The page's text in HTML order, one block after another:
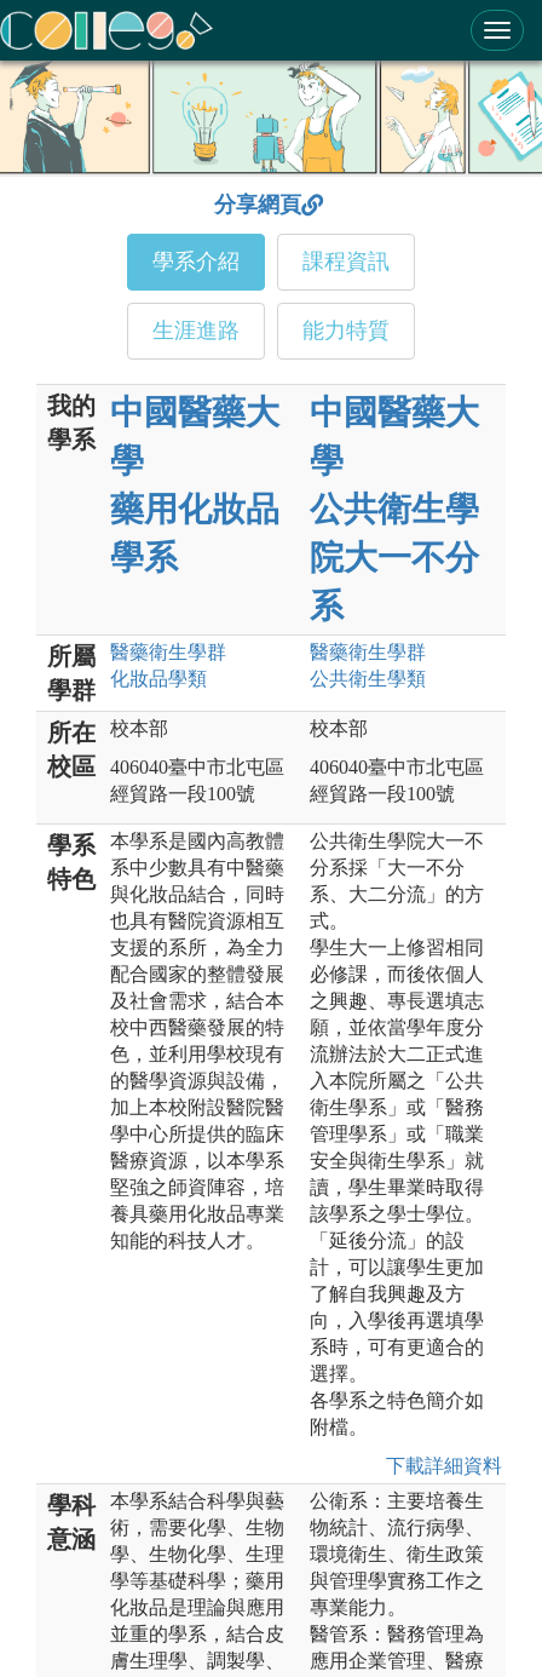
ColleGo! 大學選才與高中育才輔助系統
分享網頁
學系介紹 課程資訊
生涯進路 能力特質
我的
學系
中國醫藥大
學
藥用化妝品
學系
中國醫藥大
學
公共衛生學
院大一不分
系
所屬
學群
醫藥衛生學群
化妝品學類
醫藥衛生學群
公共衛生學類
所在
校區
校本部
406040臺中市北屯區
經貿路一段100號
校本部
406040臺中市北屯區
經貿路一段100號
學系
特色
本學系是國內高教體
系中少數具有中醫藥
與化妝品結合，同時
也具有醫院資源相互
支援的系所，為全力
配合國家的整體發展
及社會需求，結合本
校中西醫藥發展的特
色，並利用學校現有
的醫學資源與設備，
加上本校附設醫院醫
學中心所提供的臨床
醫療資源，以本學系
堅強之師資陣容，培
養具藥用化妝品專業
知能的科技人才。
公共衛生學院大一不
分系採「大一不分
系、大二分流」的方
式。
學生大一上修習相同
必修課，而後依個人
之興趣、專長選填志
願，並依當學年度分
流辦法於大二正式進
入本院所屬之「公共
衛生學系」或「醫務
管理學系」或「職業
安全與衛生學系」就
讀，學生畢業時取得
該學系之學士學位。
「延後分流」的設
計，可以讓學生更加
了解自我興趣及方
向，入學後再選填學
系時，可有更適合的
選擇。
各學系之特色簡介如
附檔。
下載詳細資料
學科
意涵
本學系結合科學與藝
術，需要化學、生物
學、生物化學、生理
學等基礎科學；藥用
化妝品是理論與應用
並重的學系，結合皮
膚生理學、調製學、
公衛系：主要培養生
物統計、流行病學、
環境衛生、衛生政策
與管理學實務工作之
專業能力。
醫管系：醫務管理為
應用企業管理、醫療